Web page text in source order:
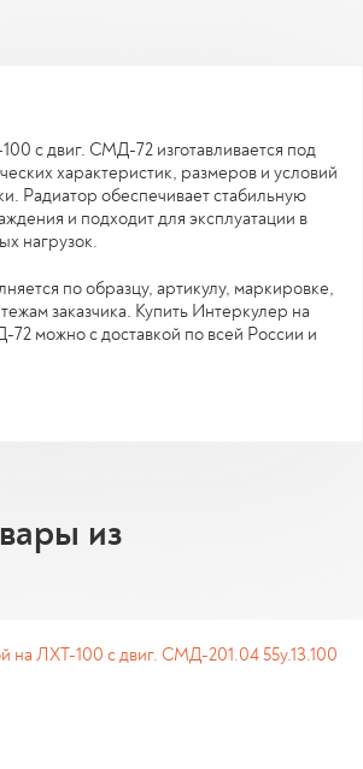
с двиг. СМД-72 изготавливается под
характеристик, размеров и условий
Радиатор обеспечивает стабильную
и подходит для эксплуатации в
нагрузок.
по образцу, артикулу, маркировке,
заказчика. Купить Интеркулер на
можно с доставкой по всей России и
из